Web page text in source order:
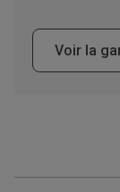
Veuillez
navigation
Voir la